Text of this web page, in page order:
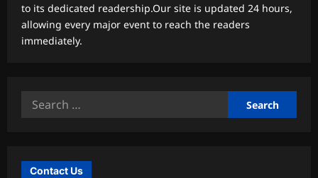
to its dedicated readership.Our site is updated 24 hours,
allowing every major event to reach the readers
immediately.
Search
Contact Us